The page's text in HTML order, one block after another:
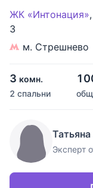
ЖК «Интонация»,
3
м. Стрешнево
3 комн.
2 спальни
Эксперт